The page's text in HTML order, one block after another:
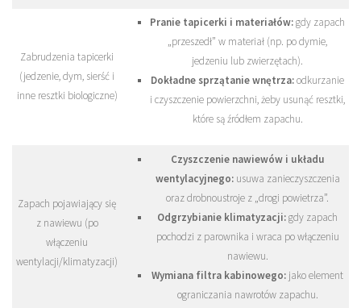
Zabrudzenia tapicerki
(jedzenie, dym, sierść i
inne resztki biologiczne)
Pranie tapicerki i materiałów:gdy zapach
„przeszedł” w materiał (np. po dymie,
jedzeniu lub zwierzętach).
Dokładne sprzątanie wnętrza:odkurzanie
i czyszczenie powierzchni, żeby usunąć resztki,
które są źródłem zapachu.
Zapach pojawiający się
z nawiewu (po
włączeniu
wentylacji/klimatyzacji)
Czyszczenie nawiewów i układu
wentylacyjnego:usuwa zanieczyszczenia
oraz drobnoustroje z „drogi powietrza”.
Odgrzybianie klimatyzacji:gdy zapach
pochodzi z parownika i wraca po włączeniu
nawiewu.
Wymiana filtra kabinowego: jako element
ograniczania nawrotów zapachu.